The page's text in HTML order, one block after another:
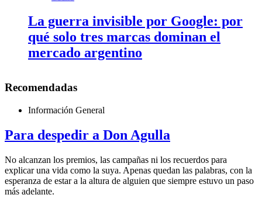
La guerra invisible por Google: por
qué solo tres marcas dominan el
mercado argentino
Recomendadas
Información General
Para despedir a Don Agulla
No alcanzan los premios, las campañas ni los recuerdos para
explicar una vida como la suya. Apenas quedan las palabras, con la
esperanza de estar a la altura de alguien que siempre estuvo un paso
más adelante.